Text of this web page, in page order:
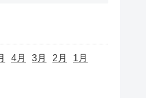
4月 3月 2月 1月